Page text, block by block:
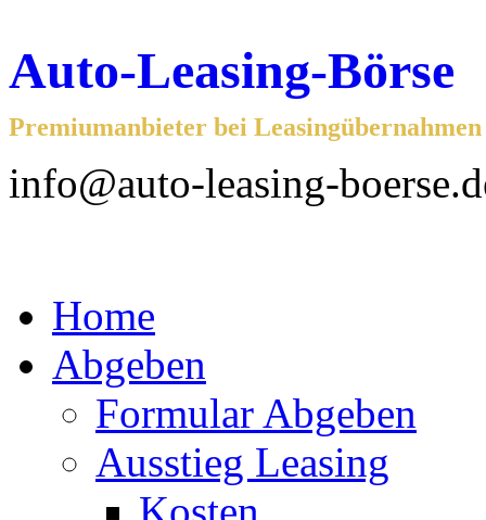
Auto-Leasing-Börse
Premiumanbieter bei
info@auto-leasing-
Home
Abgeben
Formular Abgeben
Ausstieg Leasing